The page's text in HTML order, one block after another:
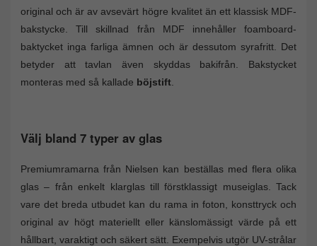
original och är av avsevärt högre kvalitet än ett klassisk MDF-
bakstycke. Till skillnad från MDF innehåller foamboard-
baktycket inga farliga ämnen och är dessutom syrafritt. Det
betyder att tavlan även skyddas bakifrån. Bakstycket
monteras med så kallade böjstift.
Välj bland 7 typer av glas
Premiumramarna från Nielsen kan beställas med flera olika
glas – från enkelt klarglas till förstklassigt museiglas. Tack
vare det breda utbudet kan du rama in foton, konsttryck och
original av högt materiellt eller känslomässigt värde på ett
hållbart, varaktigt och säkert sätt. Exempelvis utgör UV-strålar